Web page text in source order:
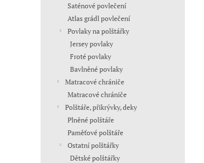
Saténové povlečení
Atlas grádl povlečení
Povlaky na polštářky
Jersey povlaky
Froté povlaky
Bavlněné povlaky
Matracové chrániče
Matracové chrániče
Polštáře, přikrývky, deky
Plněné polštáře
Paměťové polštáře
Ostatní polštářky
Dětské polštářky